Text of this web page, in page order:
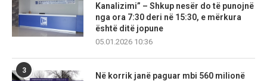
Kanalizimi” – Shkup nesër do të punojnë
nga ora 7:30 deri në 15:30, e mërkura
është ditë jopune
05.01.2026 10:36
3
Në korrik janë paguar mbi 560 milionë